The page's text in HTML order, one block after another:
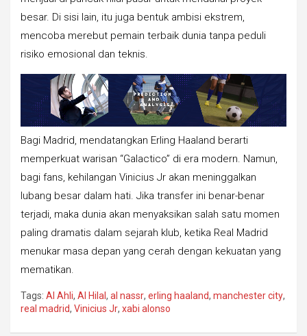
besar. Di sisi lain, itu juga bentuk ambisi ekstrem,
mencoba merebut pemain terbaik dunia tanpa peduli
risiko emosional dan teknis.
Bagi Madrid, mendatangkan Erling Haaland berarti
memperkuat warisan “Galactico” di era modern. Namun,
bagi fans, kehilangan Vinicius Jr akan meninggalkan
lubang besar dalam hati. Jika transfer ini benar-benar
terjadi, maka dunia akan menyaksikan salah satu momen
paling dramatis dalam sejarah klub, ketika Real Madrid
menukar masa depan yang cerah dengan kekuatan yang
mematikan.
Tags: Al Ahli, Al Hilal, al nassr, erling haaland, manchester city,
real madrid, Vinicius Jr, xabi alonso